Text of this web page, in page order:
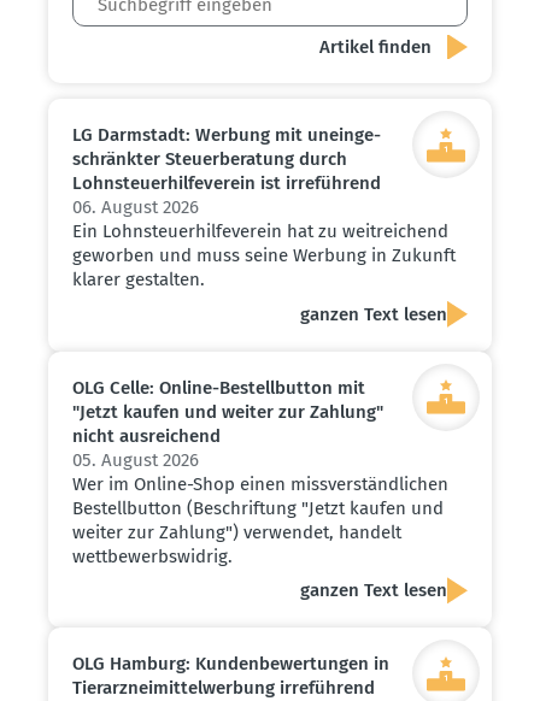
LG Darmstadt: Werbung mit unein­ge­
schränkter Steuer­be­ratung durch
Lohnsteu­er­hil­fe­verein ist irreführend
06. August 2026
Ein Lohnsteuerhilfeverein hat zu weitreichend
geworben und muss seine Werbung in Zukunft
klarer gestalten.
ganzen Text lesen
OLG Celle: Online-Bestell­button mit
"Jetzt kaufen und weiter zur Zahlung"
nicht ausrei­chend
05. August 2026
Wer im Online-Shop einen missverständlichen
Bestellbutton (Beschriftung "Jetzt kaufen und
weiter zur Zahlung") verwendet, handelt
wettbewerbswidrig.
ganzen Text lesen
OLG Hamburg: Kunden­be­wer­tungen in
Tierarz­nei­mit­tel­werbung irreführend